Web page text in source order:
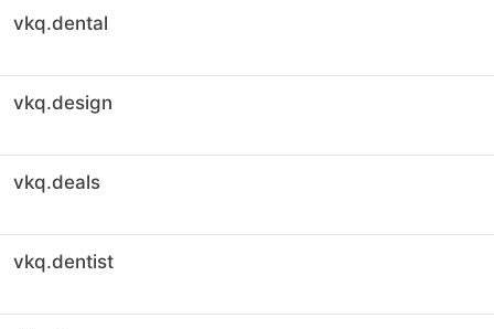
vkq.dental
vkq.design
vkq.deals
vkq.dentist